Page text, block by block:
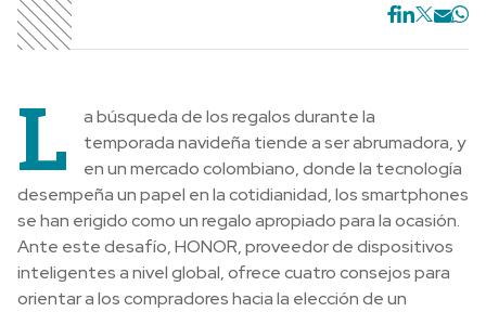
L
a búsqueda de los regalos durante la
temporada navideña tiende a ser abrumadora, y
en un mercado colombiano, donde la tecnología
desempeña un papel en la cotidianidad, los smartphones
se han erigido como un regalo apropiado para la ocasión.
Ante este desafío, HONOR, proveedor de dispositivos
inteligentes a nivel global, ofrece cuatro consejos para
orientar a los compradores hacia la elección de un